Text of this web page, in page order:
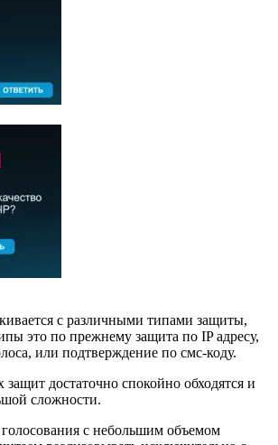
с различными типами защиты,
это по прежнему защита по IP адресу,
или подтверждение по смс-коду.
достаточно спокойно обходятся и
сложности.
с небольшим объемом